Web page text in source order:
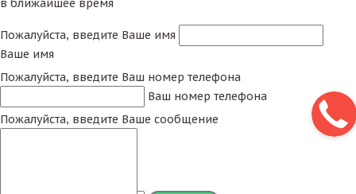
в ближайшее время
Пожалуйста, введите Ваше имя
Ваше имя
Пожалуйста, введите Ваш номер телефона
Ваш номер телефона
Пожалуйста, введите Ваше сообщение